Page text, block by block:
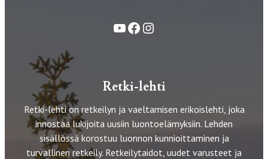
YouTube
FacebookInstagram
Retki-lehti
Retki-lehti on retkeilyn ja vaeltamisen erikoislehti, joka
innostaa lukijoita uusiin luontoelämyksiin. Lehden
sisällössä korostuu luonnon kunnioittaminen ja
turvallinen retkeily. Retkeilytaidot, uudet varusteet ja